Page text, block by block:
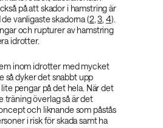
på att skador i hamstring är
vanligaste skadorna (2,3 ,4).
och rupturer av hamstring
idrotter.
inom idrotter med mycket
så dyker det snabbt upp
pengar på det hela. När det
träning överlag så är det
och liknande som påstås
i risk för skada samt ha